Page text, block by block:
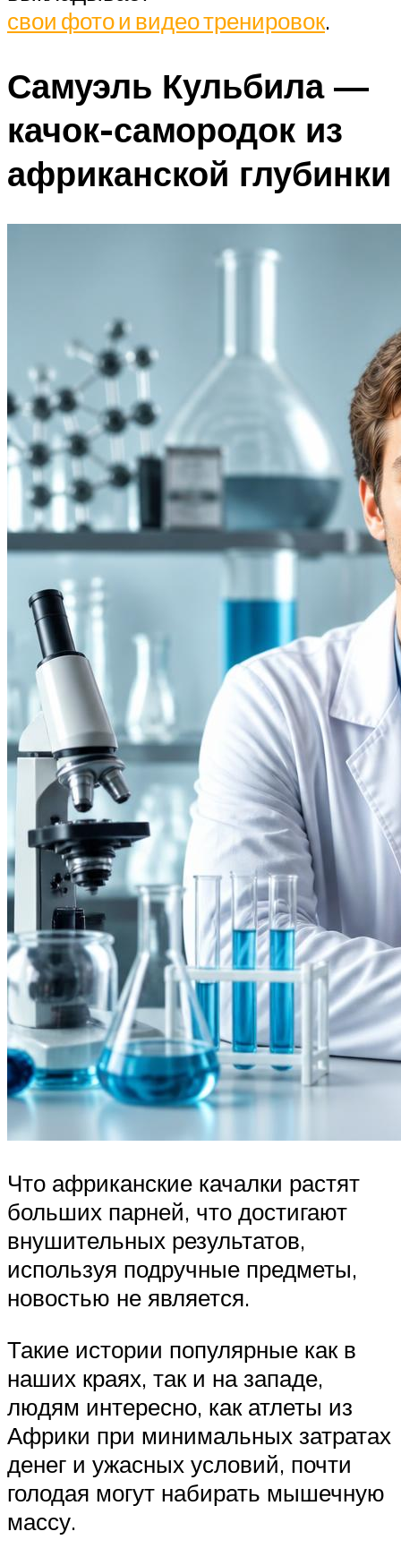
свои фото и видео тренировок.
Самуэль Кульбила —
качок-самородок из
африканской глубинки
Что африканские качалки растят
больших парней, что достигают
внушительных результатов,
используя подручные предметы,
новостью не является.
Такие истории популярные как в
наших краях, так и на западе,
людям интересно, как атлеты из
Африки при минимальных затратах
денег и ужасных условий, почти
голодая могут набирать мышечную
массу.